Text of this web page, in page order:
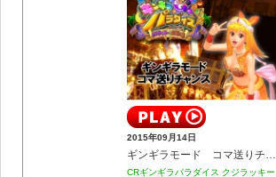
2015年09月14日
ギンギラモード コマ送りチャンス
CRギンギラパラダイス クジラッキー